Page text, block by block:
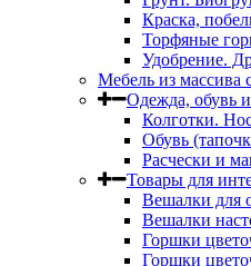
Краска,
Торфяные
Удобрение.
Мебель из массива
Одежда, обувь
Колготки.
Обувь
Расчески и
Товары для
Вешалки для
Вешалки
Горшки
Горшки